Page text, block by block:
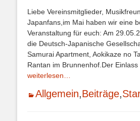
am
Liebe Vereinsmitglieder,
Japanfans,im Mai haben wir eine
Veranstaltung für euch: Am
die Deutsch-Japanische
Samurai Apartment, Aokikaze no
Rantan im Brunnenhof.Der
weiterlesen…
Kategorien
Allgemein,Beiträge,